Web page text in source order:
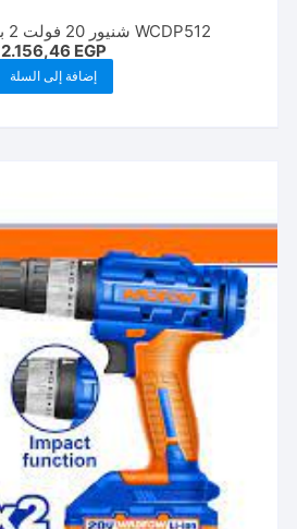
WCDP512 شنيور 20 فولت 2 بطاريه wadfow
2.156,46 EGP
إضافة إلى السلة